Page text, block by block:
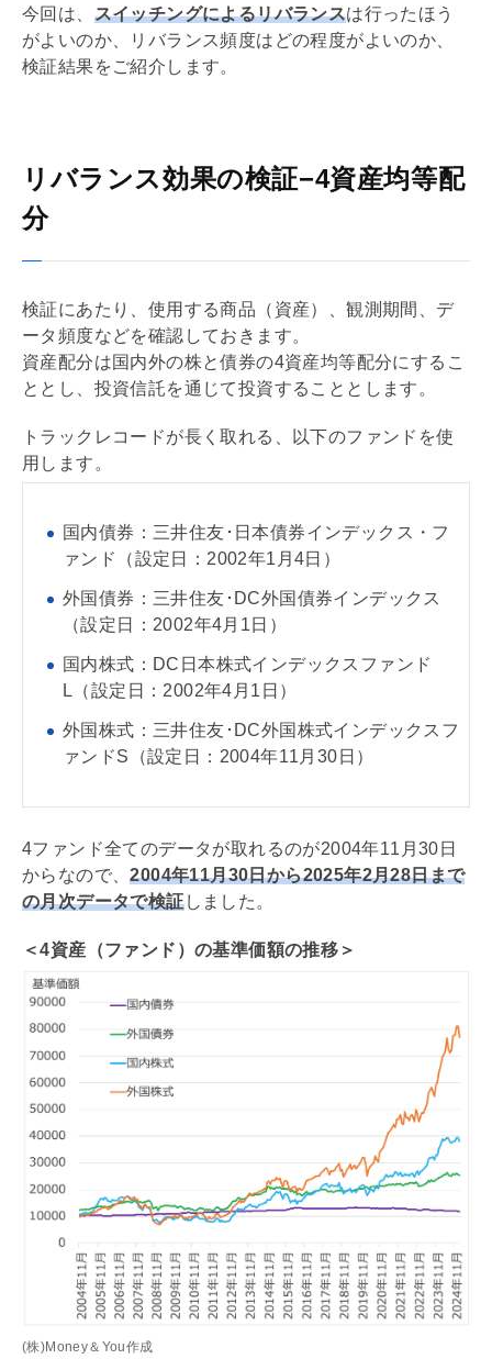
今回は、 スイッチングによるリバランスは行ったほう
がよいのか、リバランス頻度はどの程度がよいのか、
検証結果をご紹介します。
リバランス効果の検証−4資産均等配
分
検証にあたり、使用する商品（資産）、観測期間、デ
ータ頻度などを確認しておきます。
資産配分は国内外の株と債券の4資産均等配分にするこ
ととし、投資信託を通じて投資することとします。
トラックレコードが長く取れる、以下のファンドを使
用します。
国内債券：三井住友･日本債券インデックス・フ
ァンド（設定日：2002年1月4日）
外国債券：三井住友･DC外国債券インデックス
（設定日：2002年4月1日）
国内株式：DC日本株式インデックスファンド
L（設定日：2002年4月1日）
外国株式：三井住友･DC外国株式インデックスフ
ァンドS（設定日：2004年11月30日）
4ファンド全てのデータが取れるのが2004年11月30日
からなので、2004年11月30日から2025年2月28日まで
の月次データで検証しました。
＜4資産（ファンド）の基準価額の推移＞
(株)Money＆You作成